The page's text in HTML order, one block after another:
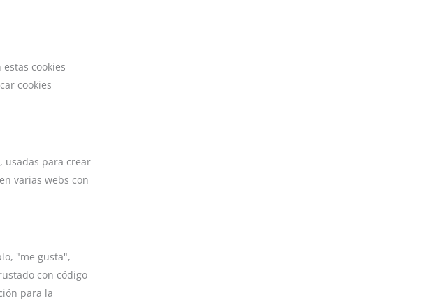
cookies
cookies
usadas para crear
varias webs con
"me gusta",
con código
para la